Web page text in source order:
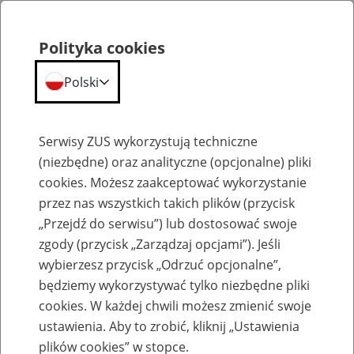
Aktualności
Firmy mogą złożyć wniosek o odroczenie
płatności składek
Polityka cookies
Polski
Serwisy ZUS wykorzystują techniczne
(niezbędne) oraz analityczne (opcjonalne) pliki
cookies. Możesz zaakceptować wykorzystanie
przez nas wszystkich takich plików (przycisk
„Przejdź do serwisu”) lub dostosować swoje
zgody (przycisk „Zarządzaj opcjami”). Jeśli
wybierzesz przycisk „Odrzuć opcjonalne”,
będziemy wykorzystywać tylko niezbędne pliki
cookies. W każdej chwili możesz zmienić swoje
ustawienia. Aby to zrobić, kliknij „Ustawienia
plików cookies” w stopce.